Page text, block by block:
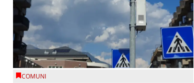
COMUNI